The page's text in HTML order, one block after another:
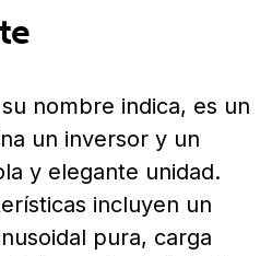
nombre indica, es un
un inversor y un
y elegante unidad.
incluyen un
pura, carga